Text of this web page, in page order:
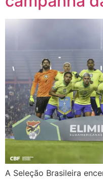
A Seleção Brasileira